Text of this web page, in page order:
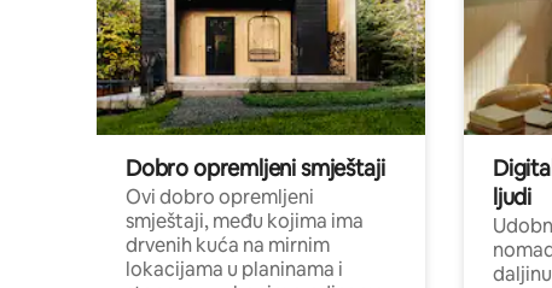
Dobro opremljeni smještaji
Ovi dobro opremljeni
smještaji, među kojima ima
drvenih kuća na mirnim
lokacijama u planinama i
ljudi